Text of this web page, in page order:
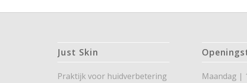
Just Skin
Praktijk voor huidverbetering
Maandag |